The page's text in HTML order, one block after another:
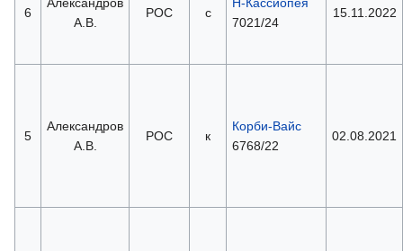
6
А.В.
РОС с
7021/24
15.11.2022
5
Александров
А.В.
РОС к
Корби-Вайс
6768/22
02.08.2021